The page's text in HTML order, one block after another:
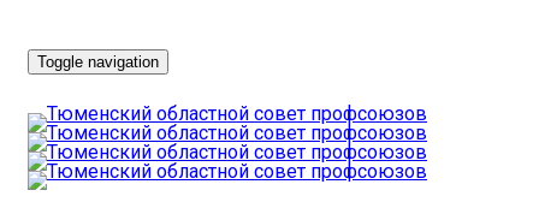
Toggle navigation